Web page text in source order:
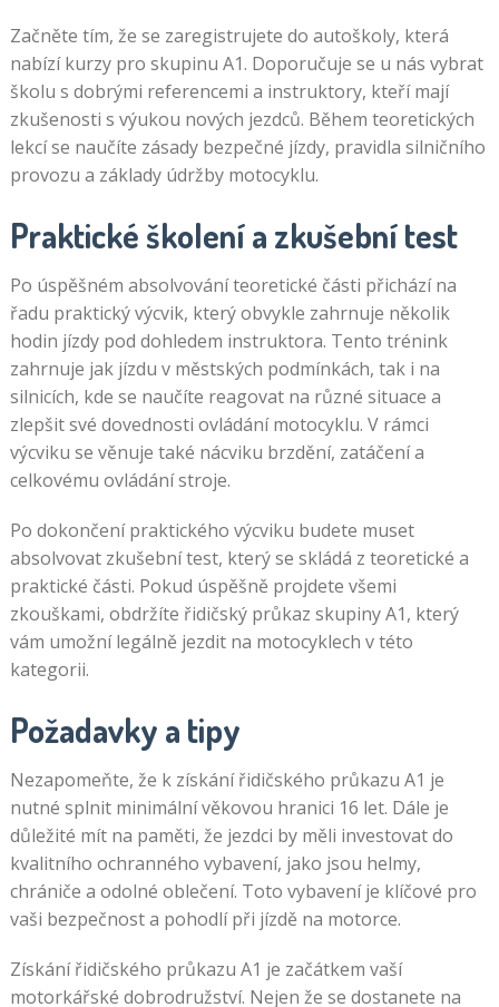
Začněte tím, že se zaregistrujete do autoškoly, která
nabízí kurzy pro skupinu A1. Doporučuje se u nás vybrat
školu s dobrými referencemi a instruktory, kteří mají
zkušenosti s výukou nových jezdců. Během teoretických
lekcí se naučíte zásady bezpečné jízdy, pravidla silničního
provozu a základy údržby motocyklu.
Praktické školení a zkušební test
Po úspěšném absolvování teoretické části přichází na
řadu praktický výcvik, který obvykle zahrnuje několik
hodin jízdy pod dohledem instruktora. Tento trénink
zahrnuje jak jízdu v městských podmínkách, tak i na
silnicích, kde se naučíte reagovat na různé situace a
zlepšit své dovednosti ovládání motocyklu. V rámci
výcviku se věnuje také nácviku brzdění, zatáčení a
celkovému ovládání stroje.
Po dokončení praktického výcviku budete muset
absolvovat zkušební test, který se skládá z teoretické a
praktické části. Pokud úspěšně projdete všemi
zkouškami, obdržíte řidičský průkaz skupiny A1, který
vám umožní legálně jezdit na motocyklech v této
kategorii.
Požadavky a tipy
Nezapomeňte, že k získání řidičského průkazu A1 je
nutné splnit minimální věkovou hranici 16 let. Dále je
důležité mít na paměti, že jezdci by měli investovat do
kvalitního ochranného vybavení, jako jsou helmy,
chrániče a odolné oblečení. Toto vybavení je klíčové pro
vaši bezpečnost a pohodlí při jízdě na motorce.
Získání řidičského průkazu A1 je začátkem vaší
motorkářské dobrodružství. Nejen že se dostanete na